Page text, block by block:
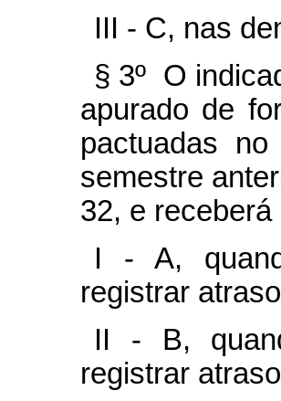
III - C, nas
§ 3º O
apurado de
pactuadas
semestre
32, e
I - A,
registrar
II - B,
registrar